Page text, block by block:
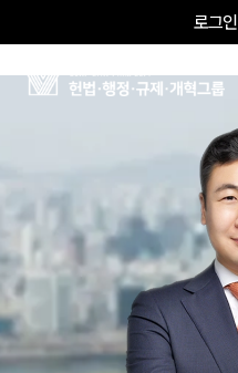
로그인
방인태Senior Partner Attorney